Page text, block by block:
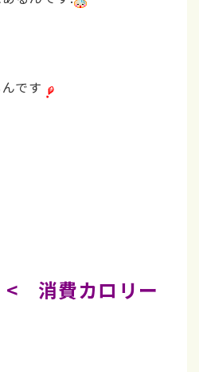
です
消費カロリー